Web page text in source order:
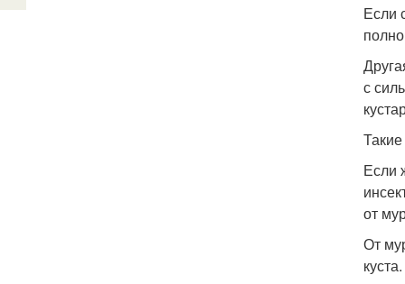
Если
с
Если
от
От